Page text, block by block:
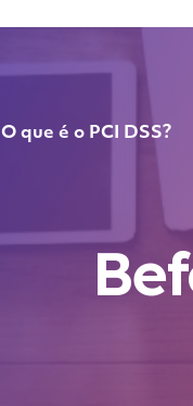
O que é o PCI DSS?